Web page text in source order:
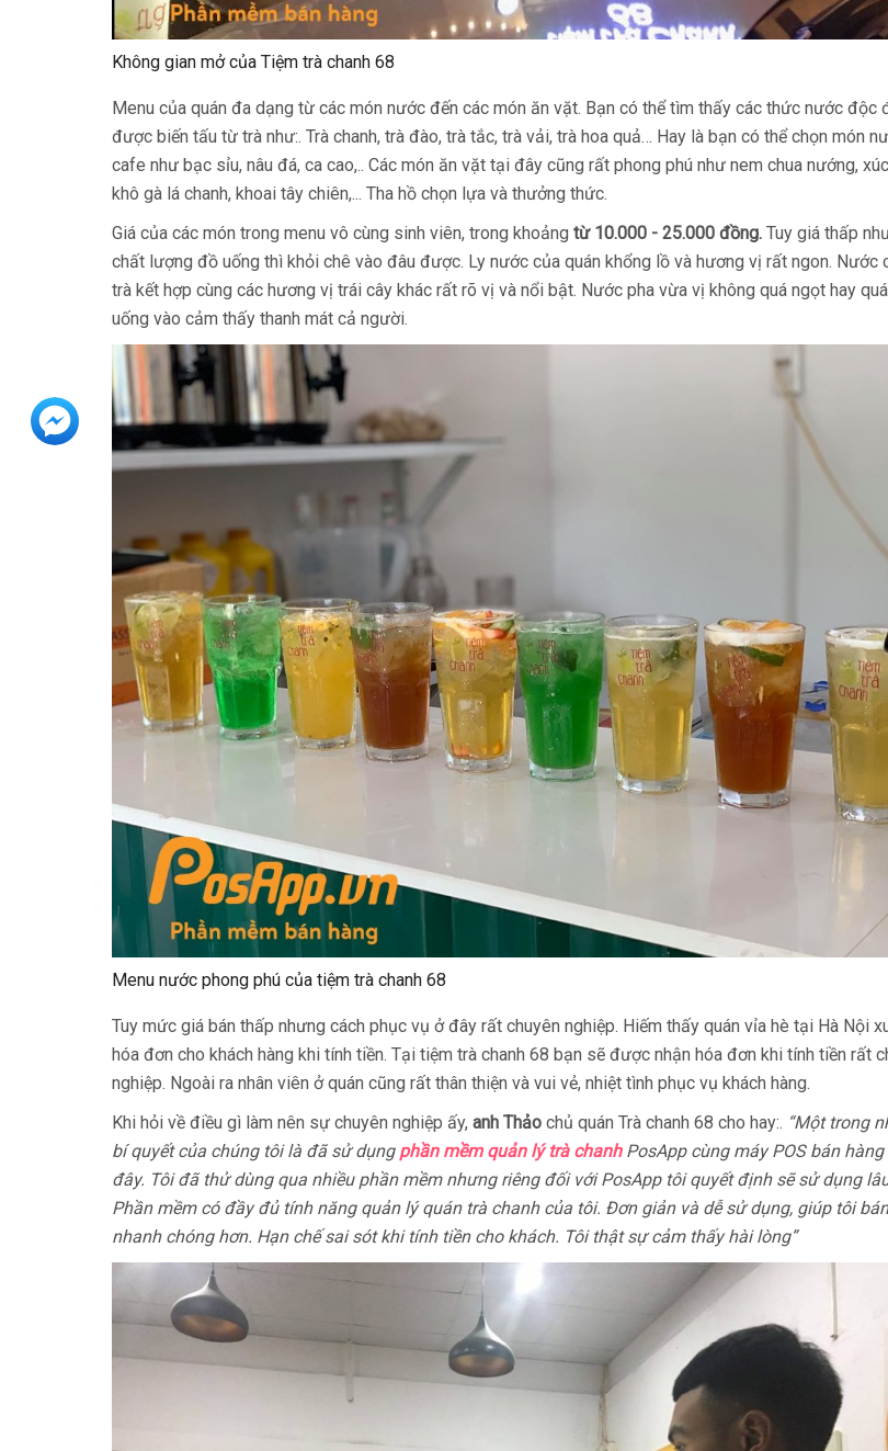
Không gian mở của Tiệm trà chanh 68
Menu của quán đa dạng từ các món nước đến các món ăn vặt. Bạn có thể tìm thấy các thức nước độc
được biến tấu từ trà như:. Trà chanh, trà đào, trà tắc, trà vải, trà hoa quả… Hay là bạn có thể chọn món
cafe như bạc sỉu, nâu đá, ca cao,.. Các món ăn vặt tại đây cũng rất phong phú như nem chua nướng,
khô gà lá chanh, khoai tây chiên,... Tha hồ chọn lựa và thưởng thức.
Giá của các món trong menu vô cùng sinh viên, trong khoảng từ 10.000 - 25.000 đồng. Tuy giá thấp
chất lượng đồ uống thì khỏi chê vào đâu được. Ly nước của quán khổng lồ và hương vị rất ngon. Nước
trà kết hợp cùng các hương vị trái cây khác rất rõ vị và nổi bật. Nước pha vừa vị không quá ngọt hay
uống vào cảm thấy thanh mát cả người.
Menu nước phong phú của tiệm trà chanh 68
Tuy mức giá bán thấp nhưng cách phục vụ ở đây rất chuyên nghiệp. Hiếm thấy quán vỉa hè tại Hà Nội
hóa đơn cho khách hàng khi tính tiền. Tại tiệm trà chanh 68 bạn sẽ được nhận hóa đơn khi tính tiền rất
nghiệp. Ngoài ra nhân viên ở quán cũng rất thân thiện và vui vẻ, nhiệt tình phục vụ khách hàng.
Khi hỏi về điều gì làm nên sự chuyên nghiệp ấy, anh Thảo chủ quán Trà chanh 68 cho hay:. “Một trong
bí quyết của chúng tôi là đã sử dụng phần mềm quản lý trà chanhPosApp cùng máy POS bán hàng
đây. Tôi đã thử dùng qua nhiều phần mềm nhưng riêng đối với PosApp tôi quyết định sẽ sử dụng
Phần mềm có đầy đủ tính năng quản lý quán trà chanh của tôi. Đơn giản và dễ sử dụng, giúp tôi
nhanh chóng hơn. Hạn chế sai sót khi tính tiền cho khách. Tôi thật sự cảm thấy hài lòng”